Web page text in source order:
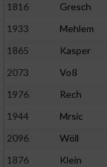
1816
Gresch
1933
Mehlem
1865
Kasper
2073
Voß
1976
Rech
1944
Mrsic
2096
Wöll
1876
Klein